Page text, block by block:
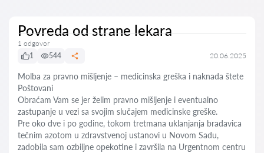
Povreda od strane lekara
1 odgovor
1
544 20.06.2025
Molba za pravno mišljenje – medicinska greška i naknada štete
Poštovani
Obraćam Vam se jer želim pravno mišljenje i eventualno
zastupanje u vezi sa svojim slučajem medicinske greške.
Pre oko dve i po godine, tokom tretmana uklanjanja bradavica
tečnim azotom u zdravstvenoj ustanovi u Novom Sadu,
zadobila sam ozbiljne opekotine i završila na Urgentnom centru